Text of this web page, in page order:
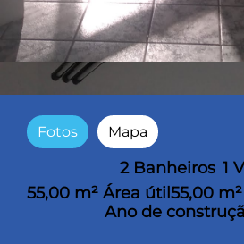
Fotos Mapa
2 Banheiros 1
55,00 m² Área útil 55,00
Ano de